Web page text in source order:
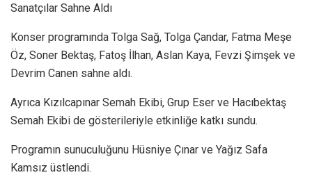
Sanatçılar Sahne Aldı
Konser programında Tolga Sağ, Tolga Çandar, Fatma Meşe
Öz, Soner Bektaş, Fatoş İlhan, Aslan Kaya, Fevzi Şimşek ve
Devrim Canen sahne aldı.
Ayrıca Kızılcapınar Semah Ekibi, Grup Eser ve Hacıbektaş
Semah Ekibi de gösterileriyle etkinliğe katkı sundu.
Programın sunuculuğunu Hüsniye Çınar ve Yağız Safa
Kamsız üstlendi.